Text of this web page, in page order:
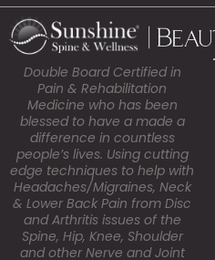
Double Board Certified in
Pain & Rehabilitation
Medicine who has been
blessed to have a made a
difference in countless
people’s lives. Using cutting
edge techniques to help with
Headaches/Migraines, Neck
& Lower Back Pain from Disc
and Arthritis issues of the
Spine, Hip, Knee, Shoulder
and other Nerve and Joint